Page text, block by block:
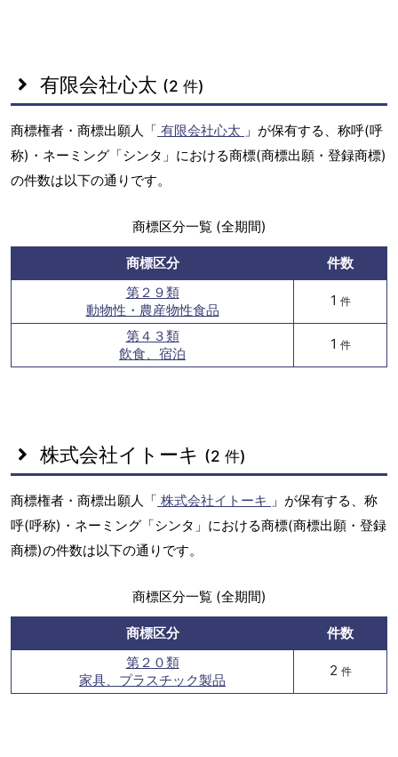
有限会社心太 (2 件)
商標権者・商標出願人「 有限会社心太 」が保有する、称呼(呼
称)・ネーミング「シンタ」における商標(商標出願・登録商標)
の件数は以下の通りです。
商標区分一覧 (全期間)
商標区分
件数
第２９類
動物性・農産物性食品
1 件
第４３類
飲食、宿泊
1 件
株式会社イトーキ (2 件)
商標権者・商標出願人「 株式会社イトーキ 」が保有する、称
呼(呼称)・ネーミング「シンタ」における商標(商標出願・登録
商標)の件数は以下の通りです。
商標区分一覧 (全期間)
商標区分
件数
第２０類
家具、プラスチック製品
2 件